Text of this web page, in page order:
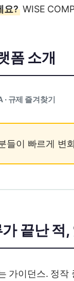
요? WISE
폼 소개
· 규제 즐겨찾기
들이 빠르게 변
끝난 적
가이던스. 정